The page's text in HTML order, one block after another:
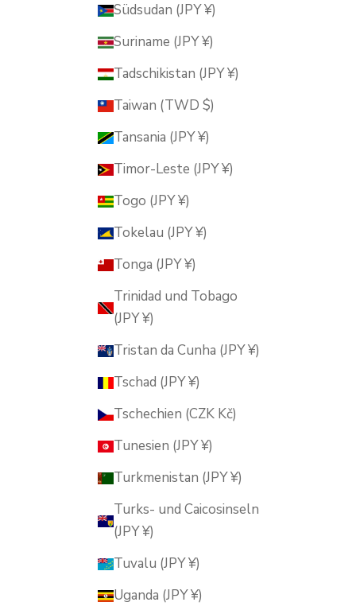
Südsudan (JPY ¥)
Suriname (JPY ¥)
Tadschikistan (JPY ¥)
Taiwan (TWD $)
Tansania (JPY ¥)
Timor-Leste (JPY ¥)
Togo (JPY ¥)
Tokelau (JPY ¥)
Tonga (JPY ¥)
Trinidad und Tobago
(JPY ¥)
Tristan da Cunha (JPY ¥)
Tschad (JPY ¥)
Tschechien (CZK Kč)
Tunesien (JPY ¥)
Turkmenistan (JPY ¥)
Turks- und Caicosinseln
(JPY ¥)
Tuvalu (JPY ¥)
Uganda (JPY ¥)